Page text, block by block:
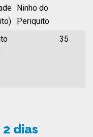
Ninho do
Periquito
35
dias